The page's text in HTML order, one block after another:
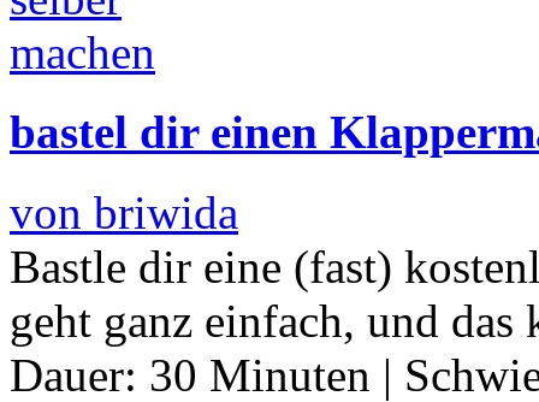
bastel dir einen
von briwida
Bastle dir eine (fast)
geht ganz einfach, und
Dauer: 30 Minuten |